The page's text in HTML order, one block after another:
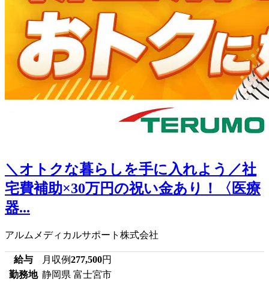
＼オトクな暮らしを手に入れよう／社
宅費補助×30万円の祝い金あり！〈医療
器...
アルムメディカルサポート株式会社
給与 月収例277,500円
勤務地 静岡県 富士宮市